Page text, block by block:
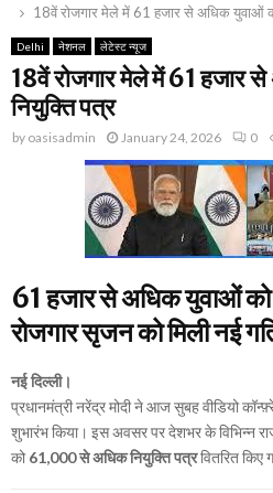
18वें रोजगार मेले में 61 हजार से अधिक युवाओं
Delhi नेशनल लेटेस्ट न्यूज
18वें रोजगार मेले में 61 हजार
नियुक्ति पत्र
by oasisadmin January 24, 2026 0
61 हजार से अधिक युवाओं को
रोजगार सृजन को मिली नई
नई दिल्ली।
प्रधानमंत्री नरेंद्र मोदी ने आज सुबह वीडियो
शुभारंभ किया। इस अवसर पर देशभर के विभिन्न
को61,000 से अधिक नियुक्ति पत्रवितरित किए